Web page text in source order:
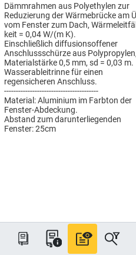
Dämmrahmen aus Polyethylen zur
Reduzierung der Wärmebrücke am
vom Fenster zum Dach,
keit = 0,04 W/(m K).
Einschließlich diffusionsoffener
Anschlussschürze aus Polypropylen,
Materialstärke 0,5 mm, sd = 0,03 m.
Wasserableitrinne für einen
regensicheren Anschluss.
----------------------------------------
Material: Aluminium im Farbton der
Fenster-Abdeckung.
Abstand zum darunterliegenden
Fenster: 25cm